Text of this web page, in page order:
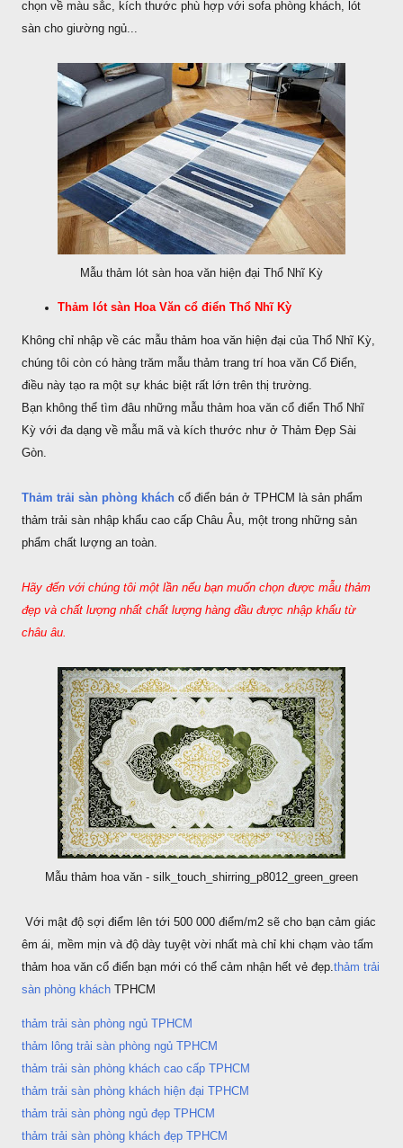
chọn về màu sắc, kích thước phù hợp với sofa phòng khách, lót
sàn cho giường ngủ...
Mẫu thảm lót sàn hoa văn hiện đại Thổ Nhĩ Kỳ
Thảm lót sàn Hoa Văn cổ điển Thổ Nhĩ Kỳ
Không chỉ nhập về các mẫu thảm hoa văn hiện đại của Thổ Nhĩ Kỳ,
chúng tôi còn có hàng trăm mẫu thảm trang trí hoa văn Cổ Điển,
điều này tạo ra một sự khác biệt rất lớn trên thị trường.
Bạn không thể tìm đâu những mẫu thảm hoa văn cổ điển Thổ Nhĩ
Kỳ với đa dạng về mẫu mã và kích thước như ở Thảm Đẹp Sài
Gòn.
Thảm trải sàn phòng khách cổ điển bán ở TPHCM là sản phẩm
thảm trải sàn nhập khẩu cao cấp Châu Âu, một trong những sản
phẩm chất lượng an toàn.
Hãy đến với chúng tôi một lần nếu bạn muốn chọn được mẫu thảm
đẹp và chất lượng nhất chất lượng hàng đầu được nhập khẩu từ
châu âu.
Mẫu thảm hoa văn - silk_touch_shirring_p8012_green_green
Với mật độ sợi điểm lên tới 500 000 điểm/m2 sẽ cho bạn cảm giác
êm ái, mềm mịn và độ dày tuyệt vời nhất mà chỉ khi chạm vào tấm
thảm hoa văn cổ điển bạn mới có thể cảm nhận hết vẻ đẹp.thảm trải
sàn phòng khách TPHCM
thảm trải sàn phòng ngủ TPHCM
thảm lông trải sàn phòng ngủ TPHCM
thảm trải sàn phòng khách cao cấp TPHCM
thảm trải sàn phòng khách hiện đại TPHCM
thảm trải sàn phòng ngủ đẹp TPHCM
thảm trải sàn phòng khách đẹp TPHCM